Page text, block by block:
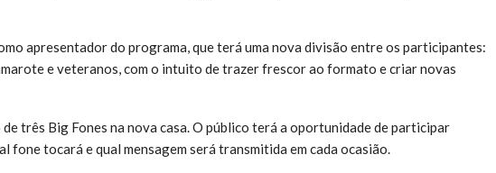
apresentador do programa, que terá uma nova divisão entre os participantes:
e veteranos, com o intuito de trazer frescor ao formato e criar novas
três Big Fones na nova casa. O público terá a oportunidade de participar
fone tocará e qual mensagem será transmitida em cada ocasião.